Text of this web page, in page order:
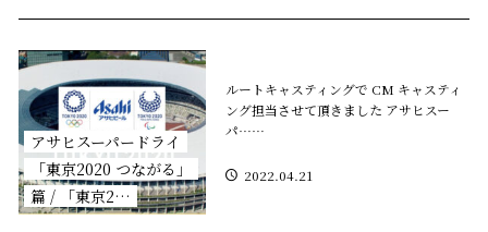
アサヒスーパードライ
「東京2020 つながる」
篇 / 「東京2…
ルートキャスティングで CM キャスティ
ング担当させて頂きました アサヒスー
パ……
2022.04.21